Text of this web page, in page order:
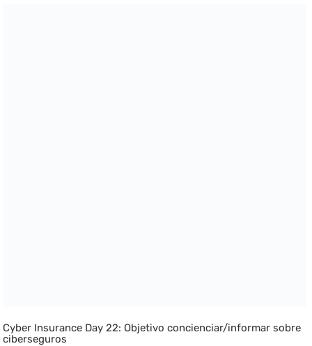
Cyber Insurance Day 22: Objetivo concienciar/informar sobre
ciberseguros